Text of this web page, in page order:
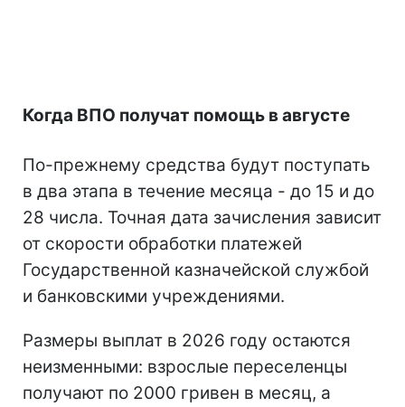
Когда ВПО получат помощь в августе
По-прежнему средства будут поступать
в два этапа в течение месяца - до 15 и до
28 числа. Точная дата зачисления зависит
от скорости обработки платежей
Государственной казначейской службой
и банковскими учреждениями.
Размеры выплат в 2026 году остаются
неизменными: взрослые переселенцы
получают по 2000 гривен в месяц, а